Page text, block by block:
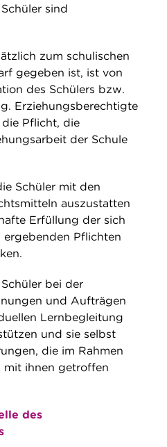
sind
zum schulischen
gegeben ist, ist von
des Schülers bzw.
Erziehungsberechtigte
Pflicht, die
der Schule
Schüler mit den
auszustatten
Erfüllung der sich
ergebenden Pflichten
bei der
und Aufträgen
Lernbegleitung
und sie selbst
die im Rahmen
mit ihnen getroffen
des